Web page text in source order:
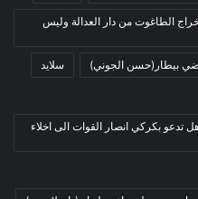
(1٬227)
الطاغوت من دار العدالة وليس
بيطار(حسن الجوني) سلايد
بكركي انصار القوات الى اخلاء